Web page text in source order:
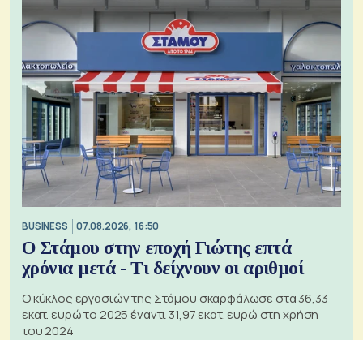
BUSINESS 07.08.2026, 16:50
Ο Στάμου στην εποχή Γιώτης επτά
χρόνια μετά - Τι δείχνουν οι αριθμοί
Ο κύκλος εργασιών της Στάμου σκαρφάλωσε στα 36,33
εκατ. ευρώ το 2025 έναντι 31,97 εκατ. ευρώ στη χρήση
του 2024